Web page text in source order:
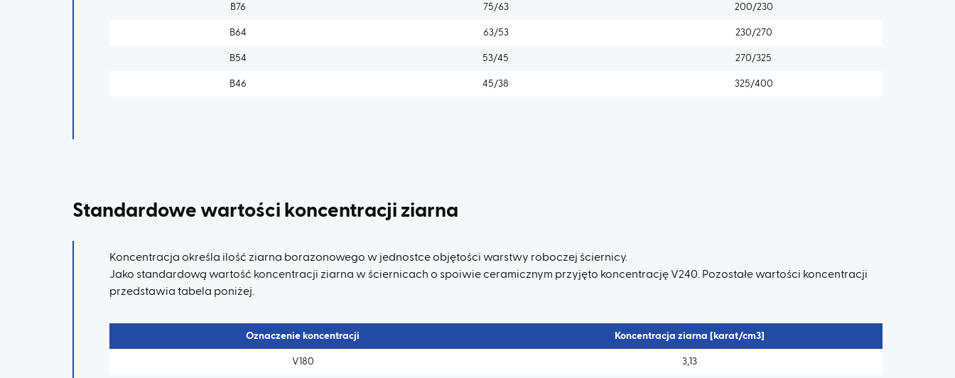
B76 75/63 200/230
B64 63/53 230/270
B54 53/45 270/325
B46 45/38 325/400
Standardowe wartości koncentracji ziarna
Koncentracja określa ilość ziarna borazonowego w jednostce objętości warstwy roboczej ściernicy.
Jako standardową wartość koncentracji ziarna w ściernicach o spoiwie ceramicznym przyjęto koncentrację V240. Pozostałe wartości koncentracji
przedstawia tabela poniżej.
Oznaczenie koncentracji Koncentracja ziarna [karat/cm3]
V180 3,13